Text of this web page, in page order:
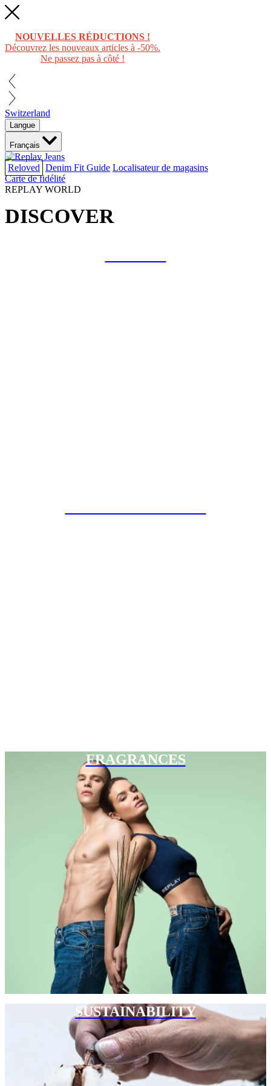
NOUVELLES RÉDUCTIONS !
Découvrez les nouveaux articles à -50%.
Ne passez pas à côté !
Switzerland
Langue
Français
Reloved Denim Fit Guide Localisateur de magasins
Carte de fidélité
REPLAY WORLD
DISCOVER
FRAGRANCES
SUSTAINABILITY